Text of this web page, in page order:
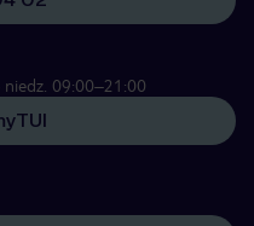
09:00–21:00